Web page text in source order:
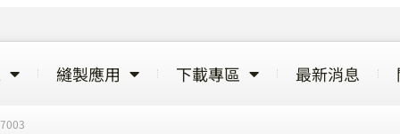
縫製應用 下載專區 最新消息